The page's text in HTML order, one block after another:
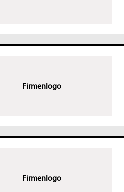
Firmenlogo
Firmenlogo